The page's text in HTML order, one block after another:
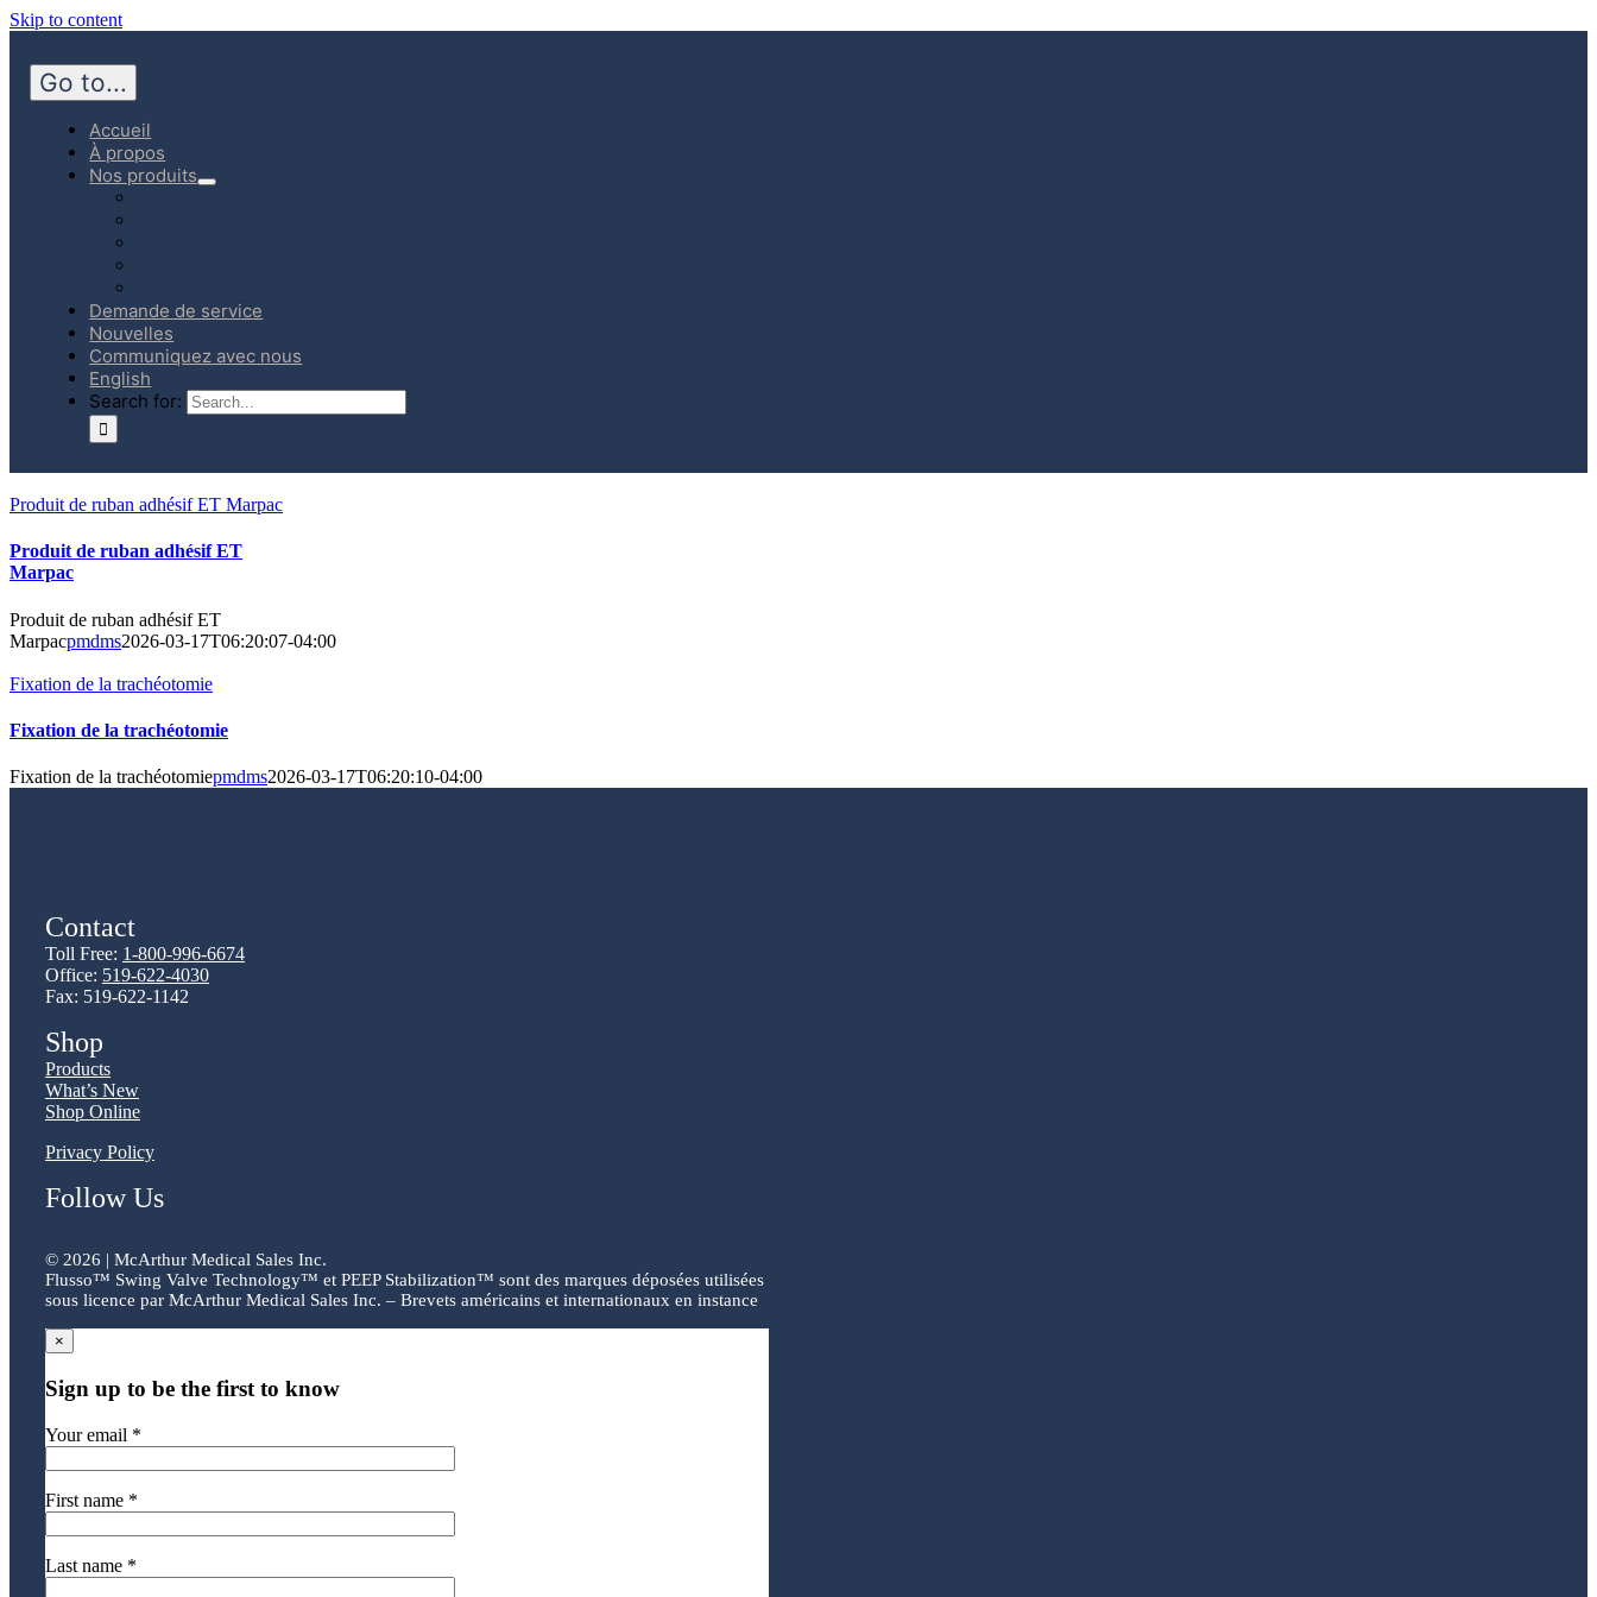
Skip to content
Go to...
Accueil
À propos
Nos produits
Demande de service
Nouvelles
Communiquez avec nous
English
Search for:
Produit de ruban adhésif ET Marpac
Produit de ruban adhésif ET
Marpac
Produit de ruban adhésif ET
Marpacpmdms2026-03-17T06:20:07-04:00
Fixation de la trachéotomie
Fixation de la trachéotomie
Fixation de la trachéotomiepmdms2026-03-17T06:20:10-04:00
Contact
Toll Free: 1-800-996-6674
Office: 519-622-4030
Fax: 519-622-1142
Shop
Products
What’s New
Shop Online
Privacy Policy
Follow Us
© 2026 | McArthur Medical Sales Inc.
Flusso™ Swing Valve Technology™ et PEEP Stabilization™ sont des marques déposées utilisées
sous licence par McArthur Medical Sales Inc. – Brevets américains et internationaux en instance
×
Sign up to be the first to know
Your email *
First name *
Last name *